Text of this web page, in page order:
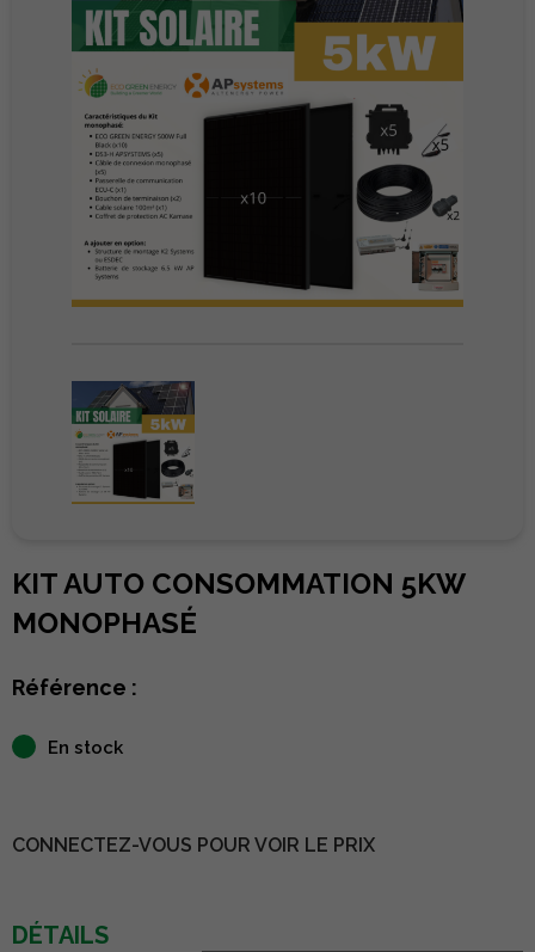
KIT AUTO CONSOMMATION 5KW
MONOPHASÉ
Référence :
En stock
CONNECTEZ-VOUS POUR VOIR LE PRIX
DÉTAILS